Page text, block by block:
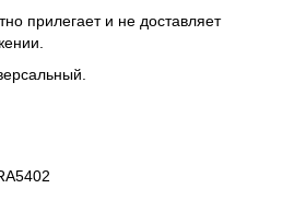
прилегает и не доставляет